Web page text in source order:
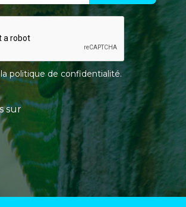
politique de confidentialité.
sur